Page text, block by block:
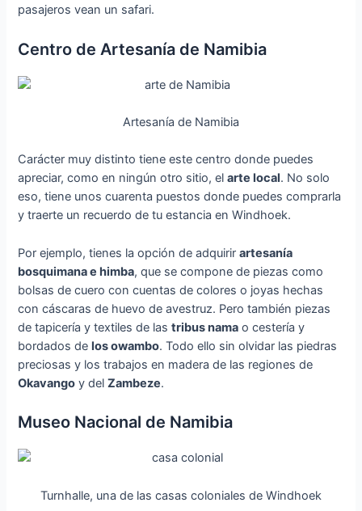
pasajeros vean un safari.
Centro de Artesanía de Namibia
Artesanía de Namibia
Carácter muy distinto tiene este centro donde puedes
apreciar, como en ningún otro sitio, elarte local. No solo
eso, tiene unos cuarenta puestos donde puedes comprarla
y traerte un recuerdo de tu estancia en Windhoek.
Por ejemplo, tienes la opción de adquirirartesanía
bosquimana e himba, que se compone de piezas como
bolsas de cuero con cuentas de colores o joyas hechas
con cáscaras de huevo de avestruz. Pero también piezas
de tapicería y textiles de lastribus nama o cestería y
bordados delos owambo. Todo ello sin olvidar las piedras
preciosas y los trabajos en madera de las regiones de
Okavango y delZambeze.
Museo Nacional de Namibia
Turnhalle, una de las casas coloniales de Windhoek